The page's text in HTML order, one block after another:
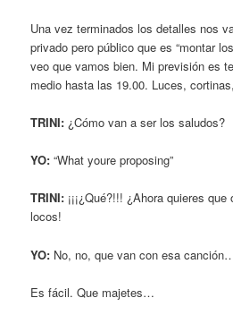
Una vez terminados los detalles nos
privado pero público que es “montar
veo que vamos bien. Mi previsión es
medio hasta las 19.00. Luces,
TRINI: ¿Cómo van a ser los saludos?
YO: “What youre proposing”
TRINI: ¡¡¡¿Qué?!!! ¿Ahora quieres
locos!
YO: No, no, que van con esa
Es fácil. Que majetes…